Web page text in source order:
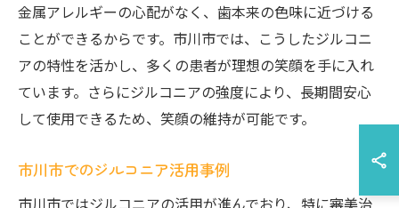
金属アレルギーの心配がなく、歯本来の色味に近づける
ことができるからです。市川市では、こうしたジルコニ
アの特性を活かし、多くの患者が理想の笑顔を手に入れ
ています。さらにジルコニアの強度により、長期間安心
して使用できるため、笑顔の維持が可能です。
市川市でのジルコニア活用事例
市川市ではジルコニアの活用が進んでおり、特に審美治